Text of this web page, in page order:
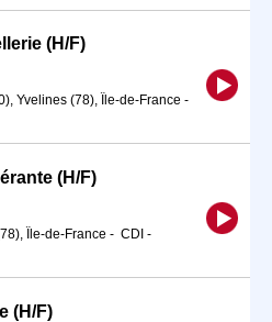
(H/F)
Yvelines (78), Île-de-France -
(H/F)
Île-de-France - CDI -
(H/F)